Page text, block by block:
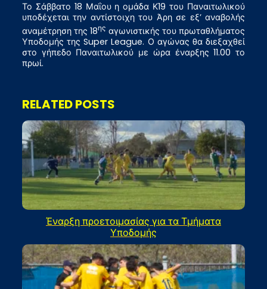
Το Σάββατο 18 Μαΐου η ομάδα Κ19 του Παναιτωλικού
υποδέχεται την αντίστοιχη του Άρη σε εξ’ αναβολής
αναμέτρηση της 18ης αγωνιστικής του πρωταθλήματος
Υποδομής της Super League. Ο αγώνας θα διεξαχθεί
στο γήπεδο Παναιτωλικού με ώρα έναρξης 11.00 το
πρωί.
RELATED POSTS
Έναρξη προετοιμασίας για τα Τμήματα
Υποδομής